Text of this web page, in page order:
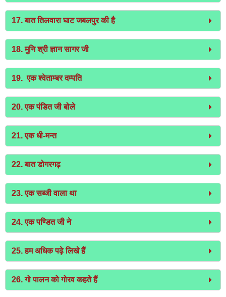
17. बात तिलवारा घाट जबलपुर की है
18. मुनि श्री ज्ञान सागर जी
19. एक श्वेताम्बर दम्पति
20. एक पंडित जी बोले
21. एक धी-मन्त
22. बात डोगरगढ़
23. एक सब्जी वाला था
24. एक पण्डित जी ने
25. हम अधिक पढ़े लिखे हैं
26. गो पालन को गोरव कहते हैं